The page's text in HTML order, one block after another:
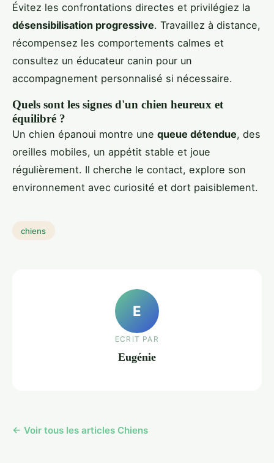
Évitez les confrontations directes et privilégiez la
désensibilisation progressive. Travaillez à distance,
récompensez les comportements calmes et
consultez un éducateur canin pour un
accompagnement personnalisé si nécessaire.
Quels sont les signes d'un chien heureux et
équilibré ?
Un chien épanoui montre une queue détendue, des
oreilles mobiles, un appétit stable et joue
régulièrement. Il cherche le contact, explore son
environnement avec curiosité et dort paisiblement.
chiens
E
ECRIT PAR
Eugénie
← Voir tous les articles Chiens